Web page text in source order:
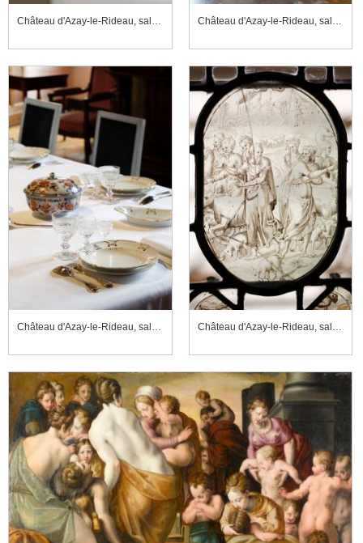
Château d'Azay-le-Rideau, salle à manger, coupe à fruits Château d'Azay-le-Rideau, salle à manger, coupe à fruits
Château d'Azay-le-Rideau, salle à manger, table dressée Château d'Azay-le-Rideau, salon Biencourt, vitrail en grisaille